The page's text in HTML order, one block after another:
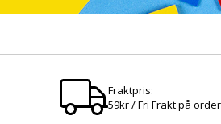
Fraktpris:
59kr / Fri Frakt på